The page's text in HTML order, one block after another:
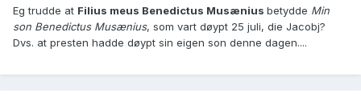
Eg trudde at Filius meus Benedictus Musænius betydde Min
son Benedictus Musænius, som vart døypt 25 juli, die Jacobj?
Dvs. at presten hadde døypt sin eigen son denne dagen....